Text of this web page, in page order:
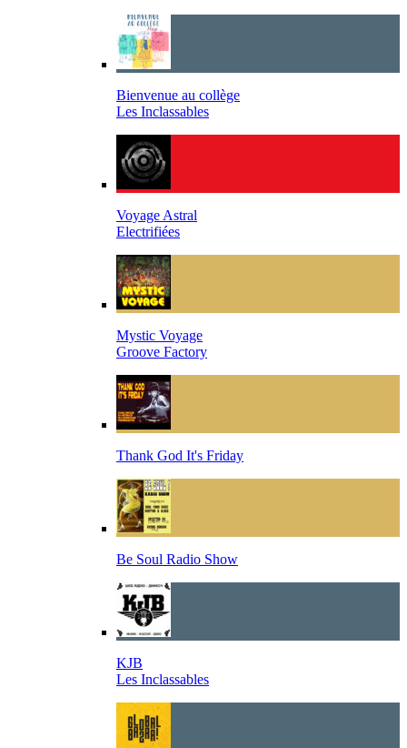
Bienvenue au collège
Les Inclassables
Voyage Astral
Electrifiées
Mystic Voyage
Groove Factory
Thank God It's Friday
Be Soul Radio Show
KJB
Les Inclassables